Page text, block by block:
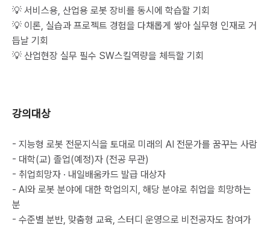
💡 서비스용, 산업용 로봇 장비를 동시에 학습할 기회
💡 이론, 실습과 프로젝트 경험을 다채롭게 쌓아 실무형 인재로 거
듭날 기회
💡 산업현장 실무 필수 SW스킬역량을 체득할 기회
강의대상
- 지능형 로봇 전문지식을 토대로 미래의 AI 전문가를 꿈꾸는 사람
- 대학(교) 졸업(예정)자 (전공 무관)
- 취업희망자 · 내일배움카드 발급 대상자
- AI와 로봇 분야에 대한 학업의지, 해당 분야로 취업을 희망하는
분
- 수준별 분반, 맞춤형 교육, 스터디 운영으로 비전공자도 참여가